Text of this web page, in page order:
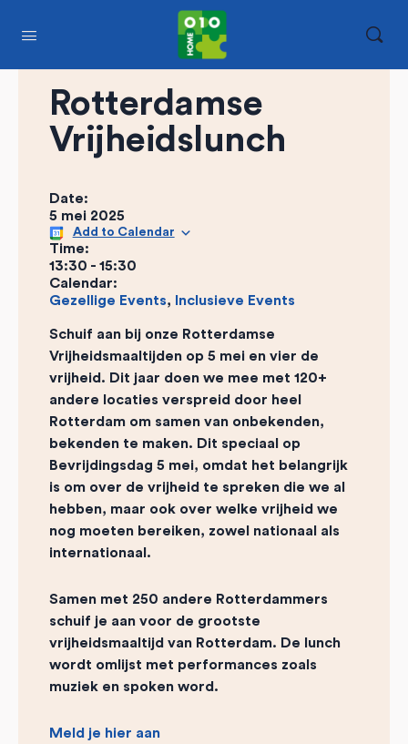
Rotterdamse
Vrijheidslunch
Date:
5 mei 2025
Add to Calendar
Time:
13:30 - 15:30
Calendar:
Gezellige Events, Inclusieve Events
Schuif aan bij onze Rotterdamse
Vrijheidsmaaltijden op 5 mei en vier de
vrijheid. Dit jaar doen we mee met 120+
andere locaties verspreid door heel
Rotterdam om samen van onbekenden,
bekenden te maken. Dit speciaal op
Bevrijdingsdag 5 mei, omdat het belangrijk
is om over de vrijheid te spreken die we al
hebben, maar ook over welke vrijheid we
nog moeten bereiken, zowel nationaal als
internationaal.
Samen met 250 andere Rotterdammers
schuif je aan voor de grootste
vrijheidsmaaltijd van Rotterdam. De lunch
wordt omlijst met performances zoals
muziek en spoken word.
Meld je hier aan